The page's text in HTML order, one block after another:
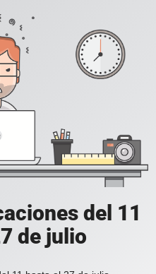
del 11
de julio